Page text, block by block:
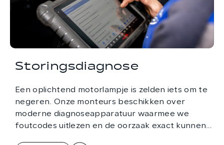
Storingsdiagnose
Een oplichtend motorlampje is zelden iets om te
negeren. Onze monteurs beschikken over
moderne diagnoseapparatuur waarmee we
foutcodes uitlezen en de oorzaak exact kunnen